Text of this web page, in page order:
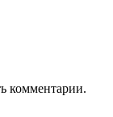
комментарии.